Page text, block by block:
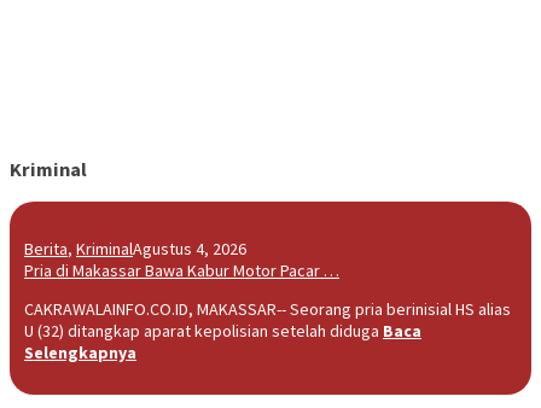
Kriminal
Berita, KriminalAgustus 4, 2026
Pria di Makassar Bawa Kabur Motor Pacar …
CAKRAWALAINFO.CO.ID, MAKASSAR-- Seorang pria berinisial HS alias
U (32) ditangkap aparat kepolisian setelah diduga Baca
Selengkapnya